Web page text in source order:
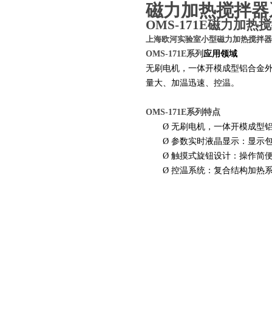
磁力加热搅拌
OMS-171E磁力加热
上海欧河实验室小型磁力加热搅拌器
OMS-171E系列 应用领域
无刷电机，一体开模成型铝合金
量大、加温迅速、控温。
OMS-171E系列特点
Ø 无刷电机，一体开模成型
Ø 参数实时液晶显示：显示
Ø 触摸式旋钮设计：操作简
Ø 控温系统：复合结构加热